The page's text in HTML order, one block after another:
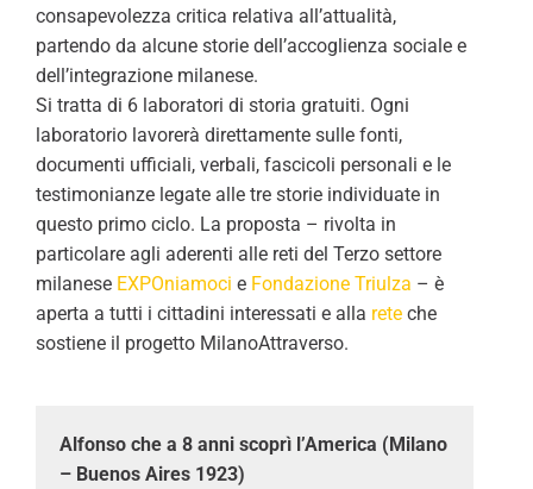
consapevolezza critica relativa all’attualità,
partendo da alcune storie dell’accoglienza sociale e
dell’integrazione milanese.
Si tratta di 6 laboratori di storia gratuiti. Ogni
laboratorio lavorerà direttamente sulle fonti,
documenti ufficiali, verbali, fascicoli personali e le
testimonianze legate alle tre storie individuate in
questo primo ciclo. La proposta – rivolta in
particolare agli aderenti alle reti del Terzo settore
milanese EXPOniamoci e Fondazione Triulza – è
aperta a tutti i cittadini interessati e alla rete che
sostiene il progetto MilanoAttraverso.
Alfonso che a 8 anni scoprì l’America (Milano
– Buenos Aires 1923)